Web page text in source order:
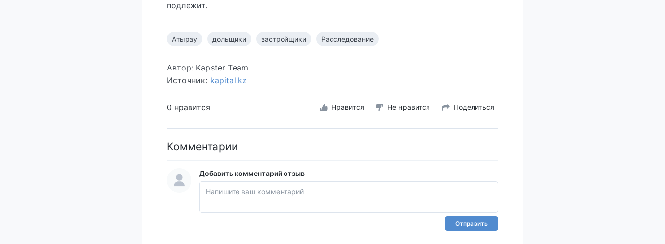
подлежит.
Атырау дольщики застройщики Расследование
Автор: Kapster Team
Источник: kapital.kz
0 нравится Нравится Не нравится Поделиться
Комментарии
Добавить комментарий отзыв
Отправить